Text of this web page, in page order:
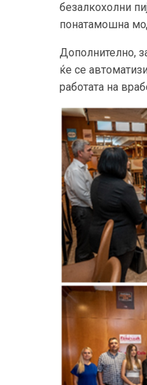
безалкохолни
понатамошна
Дополнително,
ќе се
работата на